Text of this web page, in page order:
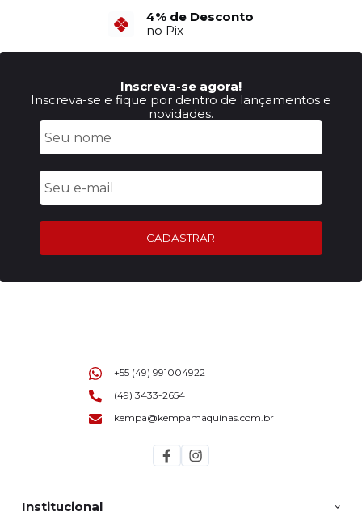
4% de Desconto
no Pix
Inscreva-se agora!
Inscreva-se e fique por dentro de lançamentos e
novidades.
CADASTRAR
Institucional
+55 (49) 991004922
(49) 3433-2654
kempa@kempamaquinas.com.br